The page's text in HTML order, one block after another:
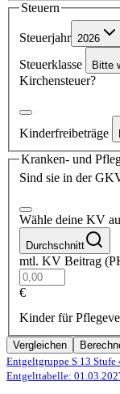
Steuern
Steuerjahr 2026
Steuerklasse Bitte
Kirchensteuer?
Kinderfreibeträge
Kranken- und
Sind sie in der
Wähle deine KV
Durchschnitt
mtl. KV Beitrag
€
Kinder für
Vergleichen
Entgeltgruppe S 13 Stufe
Entgelttabelle: